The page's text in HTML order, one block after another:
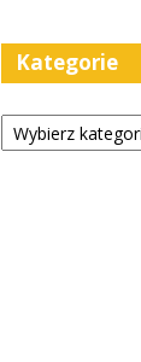
Kategorie
Kategorie